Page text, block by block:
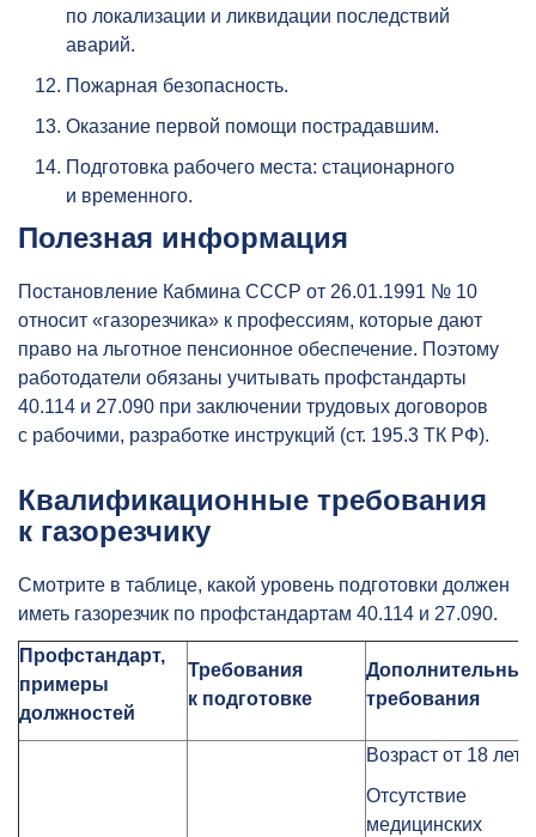
по локализации и ликвидации последствий
аварий.
Пожарная безопасность.
Оказание первой помощи пострадавшим.
Подготовка рабочего места: стационарного
и временного.
Полезная информация
Постановление Кабмина СССР от 26.01.1991 № 10
относит «газорезчика» к профессиям, которые дают
право на льготное пенсионное обеспечение. Поэтому
работодатели обязаны учитывать профстандарты
40.114 и 27.090 при заключении трудовых договоров
с рабочими, разработке инструкций (ст. 195.3 ТК РФ).
Квалификационные требования
к газорезчику
Смотрите в таблице, какой уровень подготовки должен
иметь газорезчик по профстандартам 40.114 и 27.090.
Профстандарт,
примеры
должностей
Требования
к подготовке
Дополнительные
требования
Возраст от 18 лет
Отсутствие
медицинских